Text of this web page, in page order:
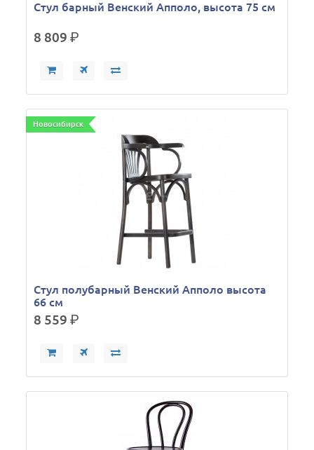
Стул барный Венский Апполо, высота 75 см
8 809р.
Новосибирск
Стул полубарный Венский Апполо высота
66 см
8 559р.